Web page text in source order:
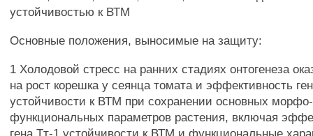
устойчивостью к ВТМ
Основные положения, выносимые на защиту:
1 Холодовой стресс на ранних стадиях онтогенеза
на рост корешка у сеянца томата и эффективность
устойчивости к ВТМ при сохранении основных
функциональных параметров растения, включая
гена Тт-1 устойчивости к ВТМ и функциональные